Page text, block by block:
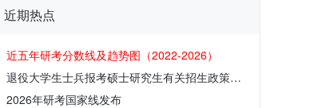
近期热点
近五年研考分数线及趋势图（2022-2026）
退役大学生士兵报考硕士研究生有关招生政策解读
2026年研考国家线发布